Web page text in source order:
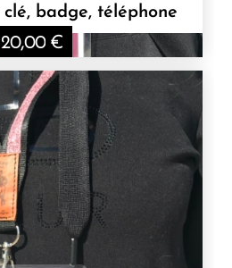
badge, téléphone
20,00 €